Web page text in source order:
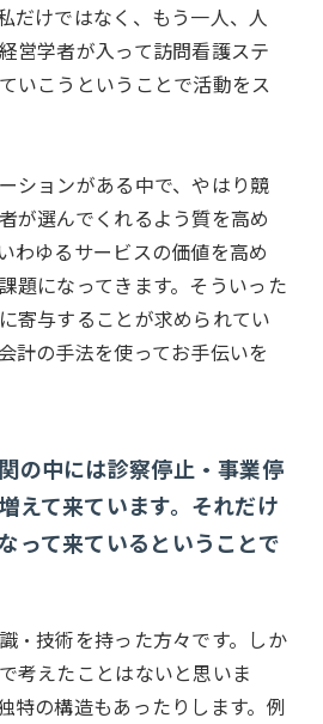
だけではなく、もう一人、人
営学者が入って訪問看護ステ
いこうということで活動をス
ションがある中で、やはり競
が選んでくれるよう質を高め
わゆるサービスの価値を高め
題になってきます。そういった
寄与することが求められてい
計の手法を使ってお手伝いを
の中には診察停止・事業停
えて来ています。それだけ
って来ているということで
・技術を持った方々です。しか
考えたことはないと思いま
特の構造もあったりします。例